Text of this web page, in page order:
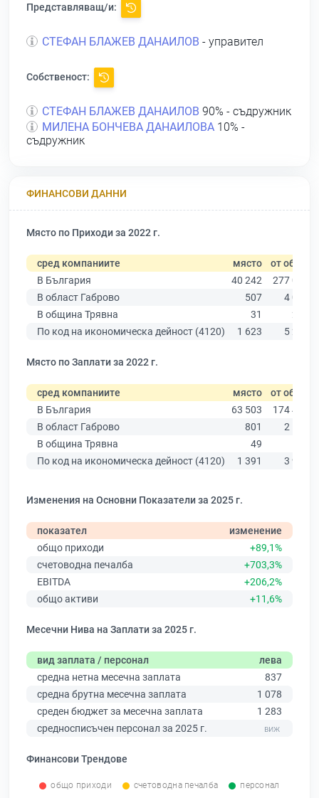
Представляващ/и:
СТЕФАН БЛАЖЕВ ДАНАИЛОВ - управител
Собственост:
СТЕФАН БЛАЖЕВ ДАНАИЛОВ 90% - съдружник
МИЛЕНА БОНЧЕВА ДАНАИЛОВА 10% -
съдружник
ФИНАНСОВИ ДАННИ
Място по Приходи за 2022 г.
сред компаниите място от общо
В България
40 242
277 019
В област Габрово
507
4 019
В община Трявна
31
286
По код на икономическа дейност (4120)
1 623 5 291
Място по Заплати за 2022 г.
сред компаниите място от общо
В България
63 503
174 403
В област Габрово
801
2 514
В община Трявна
49
По код на икономическа дейност (4120)
1 391 3 927
Изменения на Основни Показатели за 2025 г.
показател
изменение
общо приходи
+89,1%
счетоводна печалба
+703,3%
EBITDA
+206,2%
общо активи
+11,6%
Месечни Нива на Заплати за 2025 г.
вид заплата / персонал
лева
средна нетна месечна заплата
837
средна брутна месечна заплата
1 078
среден бюджет за месечна заплата
1 283
средносписъчен персонал за 2025 г.
Финансови Трендове
общо приходи счетоводна печалба персонал